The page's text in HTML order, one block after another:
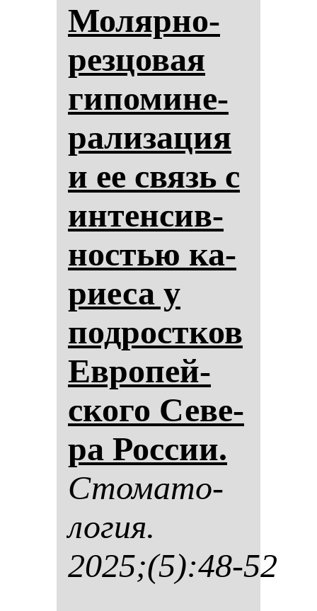
Мо­ляр­но-
рез­цо­вая
ги­по­ми­не­
ра­ли­за­ция
и ее связь с
ин­тен­сив­
нос­тью ка­
ри­еса у
под­рос­тков
Ев­ро­пей­
ско­го Се­ве­
ра Рос­сии.
Сто­ма­то­
ло­гия.
2025;(5):48-52